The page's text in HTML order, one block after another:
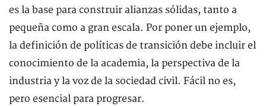
es la base para construir alianzas sólidas, tanto a
pequeña como a gran escala. Por poner un ejemplo,
la definición de políticas de transición debe incluir el
conocimiento de la academia, la perspectiva de la
industria y la voz de la sociedad civil. Fácil no es,
pero esencial para progresar.